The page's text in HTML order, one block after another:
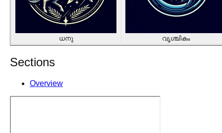
ധനു വൃശ്ചികം
Sections
Overview